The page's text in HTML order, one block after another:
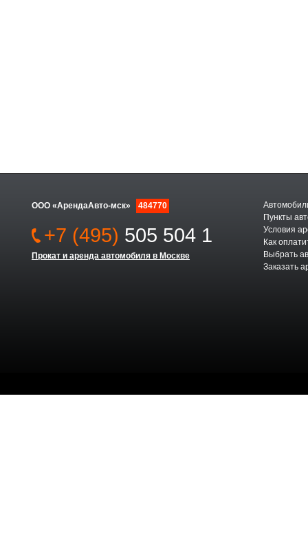
ООО «АрендаАвто-мск» 484770
+7 (495) 505 504 1
Прокат и аренда автомобиля в Москве
Пункты
Условия
Как
Выбрать
Заказать